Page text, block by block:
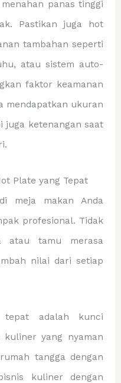
panas tinggi
Pastikan juga hot
tambahan seperti
atau sistem auto-
faktor keamanan
mendapatkan ukuran
juga ketenangan saat
Plate yang Tepat
meja makan Anda
profesional. Tidak
atau tamu merasa
nilai dari setiap
adalah kunci
kuliner yang nyaman
tangga dengan
kuliner dengan